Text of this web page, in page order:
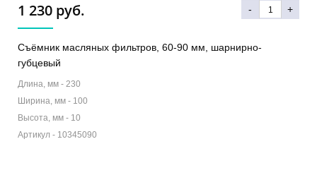
1 230 руб. - +
Съёмник масляных фильтров, 60-90 мм, шарнирно-
губцевый
Длина, мм - 230
Ширина, мм - 100
Высота, мм - 10
Артикул - 10345090